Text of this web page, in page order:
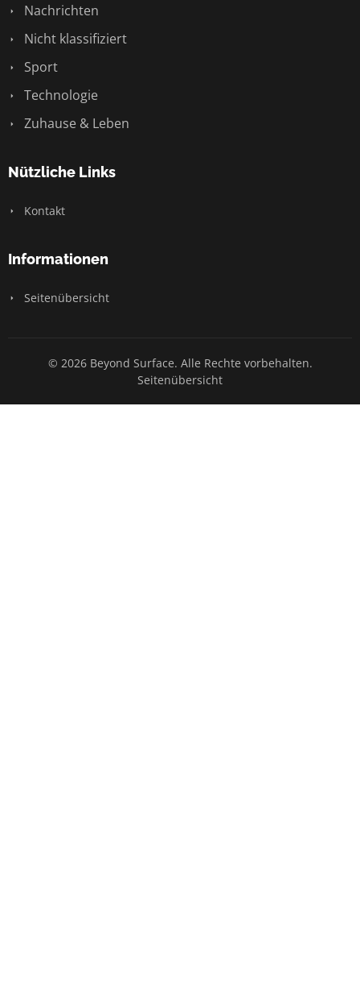
Nachrichten
Nicht klassifiziert
Sport
Technologie
Zuhause & Leben
Nützliche Links
Kontakt
Informationen
Seitenübersicht
© 2026 Beyond Surface. Alle Rechte vorbehalten.
Seitenübersicht